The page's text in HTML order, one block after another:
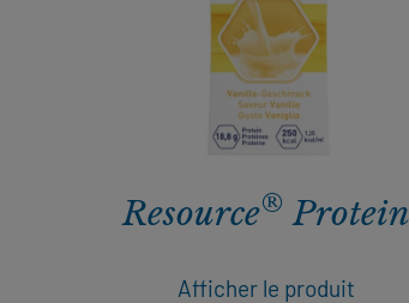
Resource® Protein​
Afficher le produit